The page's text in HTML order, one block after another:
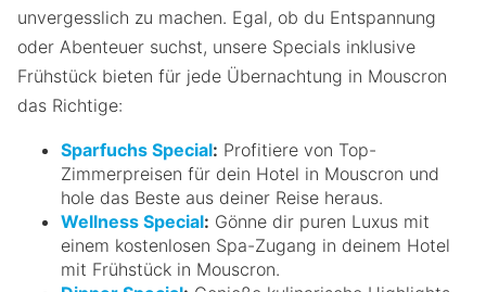
unvergesslich zu machen. Egal, ob du Entspannung
oder Abenteuer suchst, unsere Specials inklusive
Frühstück bieten für jede Übernachtung in Mouscron
das Richtige:
Sparfuchs Special: Profitiere von Top-
Zimmerpreisen für dein Hotel in Mouscron und
hole das Beste aus deiner Reise heraus.
Wellness Special: Gönne dir puren Luxus mit
einem kostenlosen Spa-Zugang in deinem Hotel
mit Frühstück in Mouscron.